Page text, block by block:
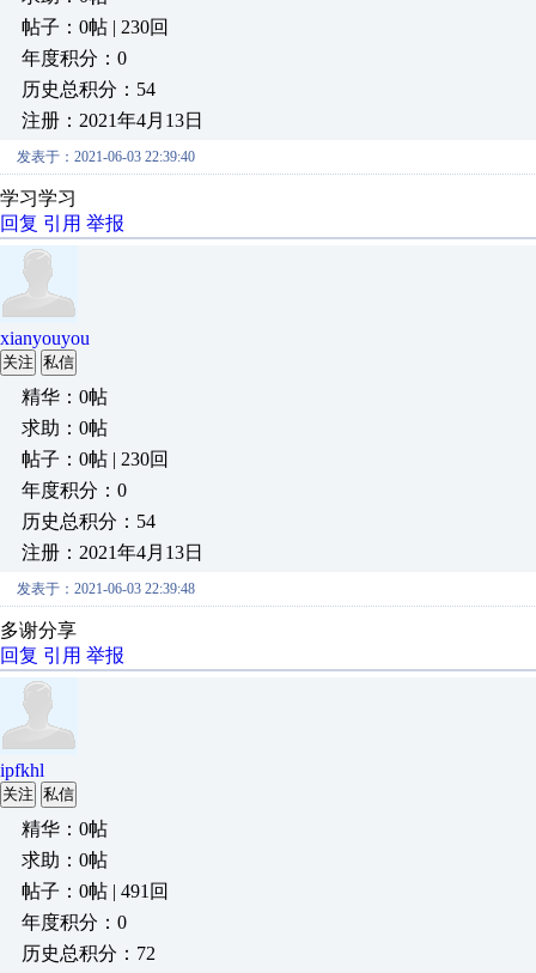
帖子：0帖 | 230回
年度积分：0
历史总积分：54
注册：2021年4月13日
发表于：2021-06-03 22:39:40
学习学习
回复 引用 举报
xianyouyou
关注 私信
精华：0帖
求助：0帖
帖子：0帖 | 230回
年度积分：0
历史总积分：54
注册：2021年4月13日
发表于：2021-06-03 22:39:48
多谢分享
回复 引用 举报
ipfkhl
关注 私信
精华：0帖
求助：0帖
帖子：0帖 | 491回
年度积分：0
历史总积分：72